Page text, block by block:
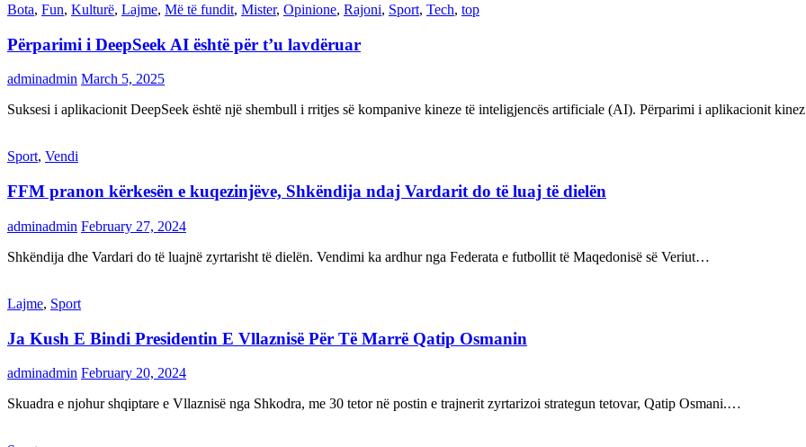
Bota, Fun, Kulturë, Lajme, Më të fundit, Mister, Opinione, Rajoni, Sport, Tech, top
Përparimi i DeepSeek AI është për t’u lavdëruar
adminadmin March 5, 2025
Suksesi i aplikacionit DeepSeek është një shembull i rritjes së kompanive kineze të inteligjencës artificiale (AI). Përparimi i aplikacionit
Sport, Vendi
FFM pranon kërkesën e kuqezinjëve, Shkëndija ndaj Vardarit do të luaj të dielën
adminadmin February 27, 2024
Shkëndija dhe Vardari do të luajnë zyrtarisht të dielën. Vendimi ka ardhur nga Federata e futbollit të Maqedonisë së Veriut…
Lajme, Sport
Ja Kush E Bindi Presidentin E Vllaznisë Për Të Marrë Qatip Osmanin
adminadmin February 20, 2024
Skuadra e njohur shqiptare e Vllaznisë nga Shkodra, me 30 tetor në postin e trajnerit zyrtarizoi strategun tetovar, Qatip Osmani.…